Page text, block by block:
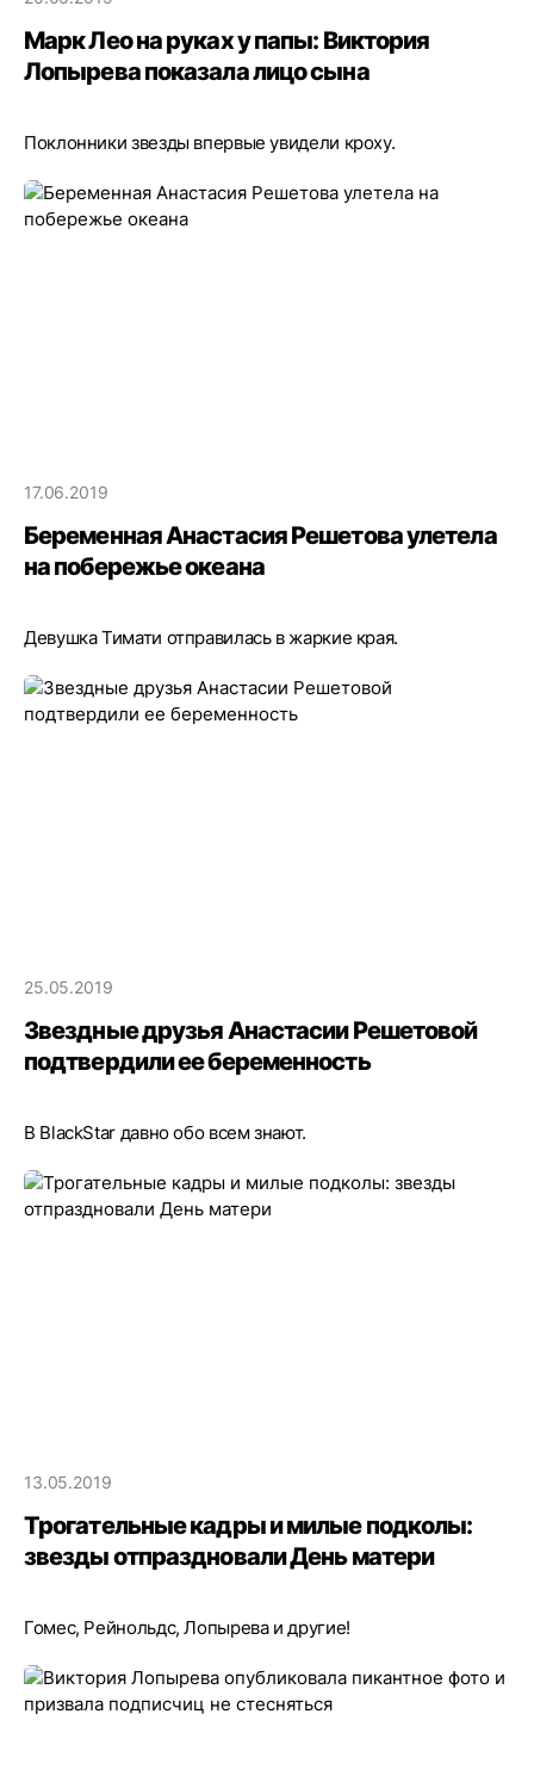
Марк Лео на руках у папы: Виктория
Лопырева показала лицо сына
Поклонники звезды впервые увидели кроху.
17.06.2019
Беременная Анастасия Решетова улетела
на побережье океана
Девушка Тимати отправилась в жаркие края.
25.05.2019
Звездные друзья Анастасии Решетовой
подтвердили ее беременность
В BlackStar давно обо всем знают.
13.05.2019
Трогательные кадры и милые подколы:
звезды отпраздновали День матери
Гомес, Рейнольдс, Лопырева и другие!